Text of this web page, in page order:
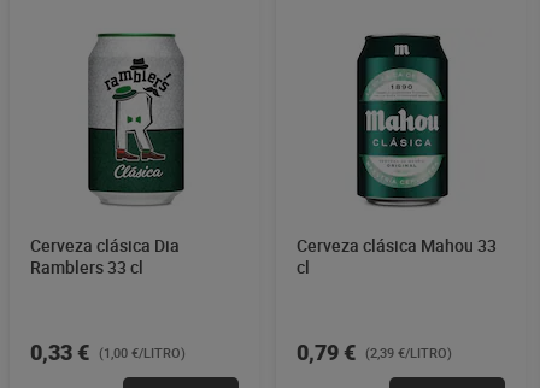
Cerveza clásica Dia
Ramblers 33 cl
0,33 € (1,00 €/LITRO)
Cerveza clásica Mahou 33
cl
0,79 € (2,39 €/LITRO)